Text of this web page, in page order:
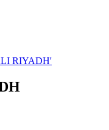
RIYADH'